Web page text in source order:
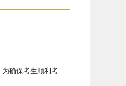
确保考生顺利考